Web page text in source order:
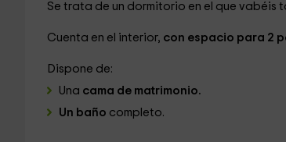
Se trata de un dormitorio en el que vabéis
Cuenta en el interior, con espacio para 2
Dispone de:
Una cama de matrimonio.
Un baño completo.